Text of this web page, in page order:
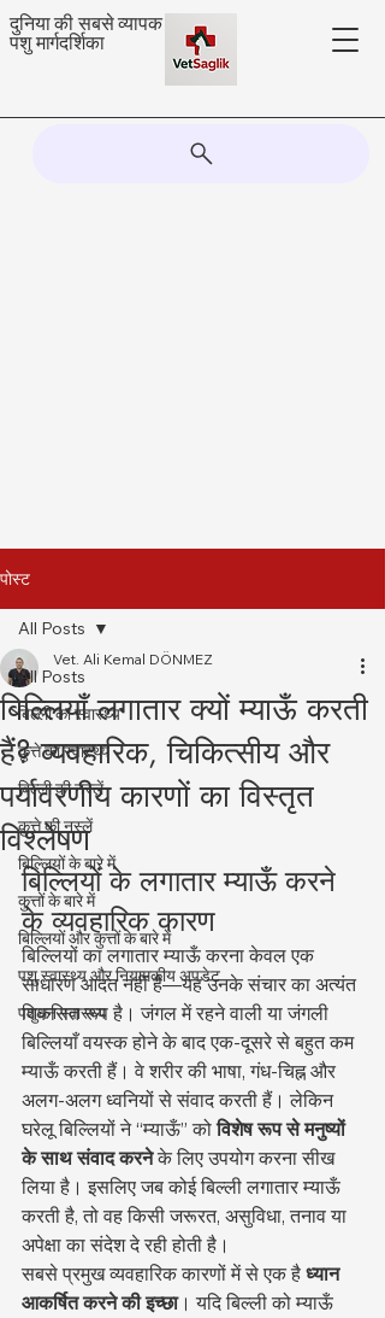
दुनिया की सबसे व्यापक
पशु मार्गदर्शिका
पोस्ट
All Posts
बिल्ली का स्वास्थ्य
कुत्ते का स्वास्थ्य
बिल्ली की नस्लें
कुत्ते की नस्लें
बिल्लियों के बारे में
कुत्तों के बारे में
बिल्लियों और कुत्तों के बारे में
पशु स्वास्थ्य और नियामकीय अपडेट
पशुधन स्वास्थ्य
All Posts
बिल्लियाँ लगातार क्यों म्याऊँ करती
हैं? व्यवहारिक, चिकित्सीय और
पर्यावरणीय कारणों का विस्तृत
विश्लेषण
Vet. Ali Kemal DÖNMEZ
बिल्लियों के लगातार म्याऊँ करने
के व्यवहारिक कारण
बिल्लियों का लगातार म्याऊँ करना केवल एक
साधारण आदत नहीं है—यह उनके संचार का अत्यंत
विकसित रूप है। जंगल में रहने वाली या जंगली
बिल्लियाँ वयस्क होने के बाद एक-दूसरे से बहुत कम
म्याऊँ करती हैं। वे शरीर की भाषा, गंध-चिह्न और
अलग-अलग ध्वनियों से संवाद करती हैं। लेकिन
घरेलू बिल्लियों ने “म्याऊँ” को विशेष रूप से मनुष्यों
के साथ संवाद करने के लिए उपयोग करना सीख
लिया है। इसलिए जब कोई बिल्ली लगातार म्याऊँ
करती है, तो वह किसी जरूरत, असुविधा, तनाव या
अपेक्षा का संदेश दे रही होती है।
सबसे प्रमुख व्यवहारिक कारणों में से एक है ध्यान
आकर्षित करने की इच्छा। यदि बिल्ली को म्याऊँ